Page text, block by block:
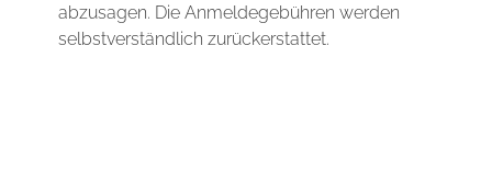
abzusagen. Die Anmeldegebühren werden
selbstverständlich zurückerstattet.